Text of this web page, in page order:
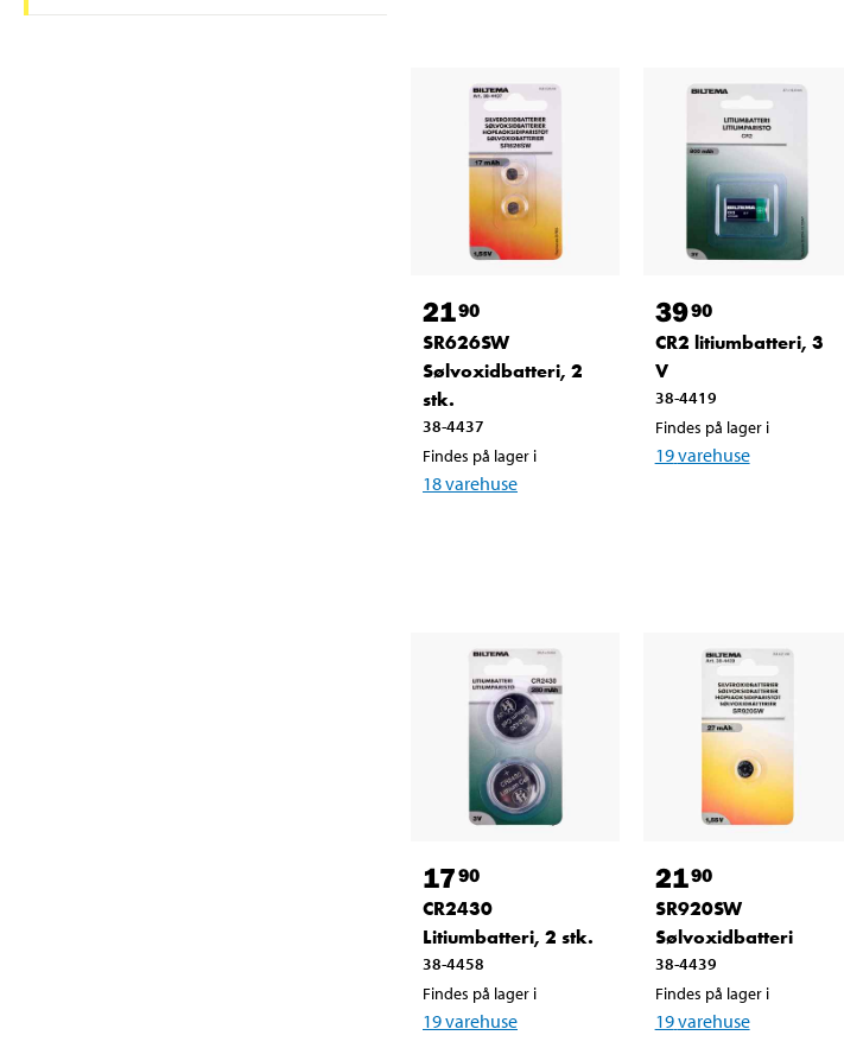
2190
SR626SW
Sølvoxidbatteri, 2
stk.
38-4437
Findes på lager i
18varehuse
3990
CR2 litiumbatteri, 3
V
38-4419
Findes på lager i
19varehuse
1790
CR2430
Litiumbatteri, 2 stk.
38-4458
Findes på lager i
19varehuse
2190
SR920SW
Sølvoxidbatteri
38-4439
Findes på lager i
19varehuse